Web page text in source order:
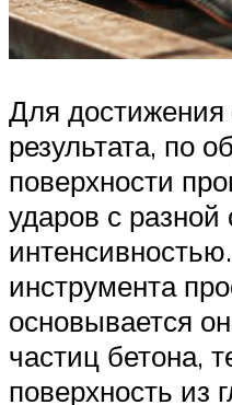
Для достижения
результата, по
поверхности
ударов с разной
инструмента
основывается
частиц бетона,
поверхность из